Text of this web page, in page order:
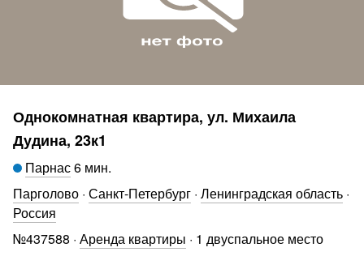
Однокомнатная квартира, ул. Михаила
Дудина, 23к1
Парнас6 мин.
Парголово · Санкт-Петербург · Ленинградская область ·
Россия
№437588 · Аренда квартиры · 1 двуспальное место